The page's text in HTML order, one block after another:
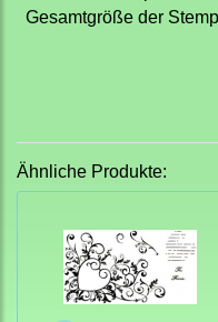
Gesamtgröße der
Ähnliche Produkte: